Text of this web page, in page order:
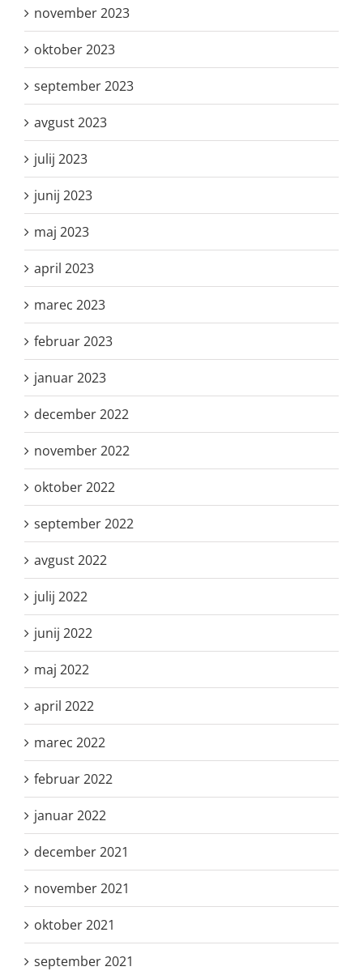
november 2023
oktober 2023
september 2023
avgust 2023
julij 2023
junij 2023
maj 2023
april 2023
marec 2023
februar 2023
januar 2023
december 2022
november 2022
oktober 2022
september 2022
avgust 2022
julij 2022
junij 2022
maj 2022
april 2022
marec 2022
februar 2022
januar 2022
december 2021
november 2021
oktober 2021
september 2021